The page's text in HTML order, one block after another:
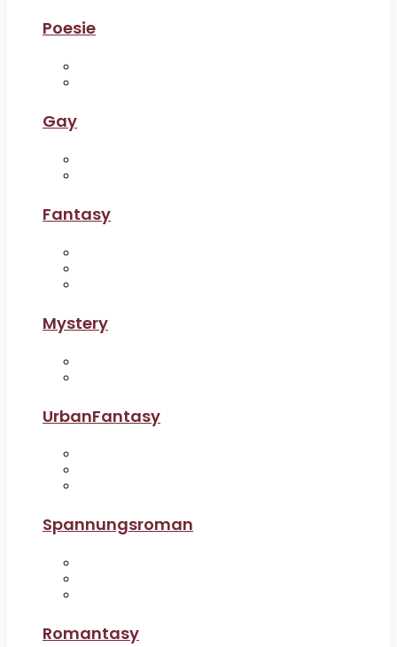
Poesie
Gay
Fantasy
Mystery
UrbanFantasy
Spannungsroman
Romantasy